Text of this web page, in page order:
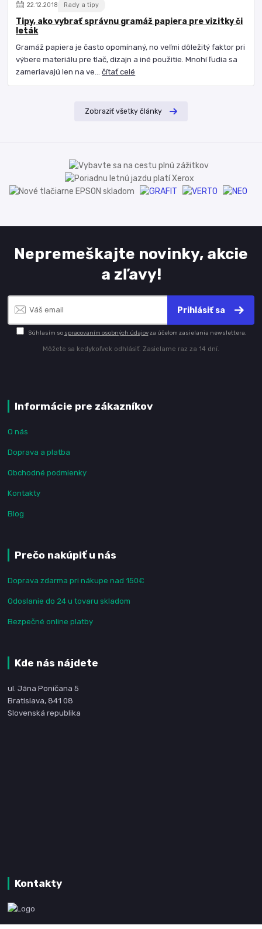
22.12.2018 Rady a tipy
Tipy, ako vybrať správnu gramáž papiera pre vizitky či
leták
Gramáž papiera je často opomínaný, no veľmi dôležitý faktor pri
výbere materiálu pre tlač, dizajn a iné použitie. Mnohí ľudia sa
zameriavajú len na ve...čítať celé
Zobraziť všetky články
Nepremeškajte novinky, akcie
a zľavy!
Prihlásiť sa
Súhlasím so spracovaním osobných údajovza účelom zasielania newslettera.
Môžete sa kedykoľvek odhlásiť. Zasielame raz za 14 dní.
Informácie pre zákazníkov
O nás
Doprava a platba
Obchodné podmienky
Kontakty
Blog
Prečo nakúpiť u nás
Doprava zdarma pri nákupe nad 150€
Odoslanie do 24 u tovaru skladom
Bezpečné online platby
Kde nás nájdete
ul. Jána Poničana 5
Bratislava, 841 08
Slovenská republika
Kontakty